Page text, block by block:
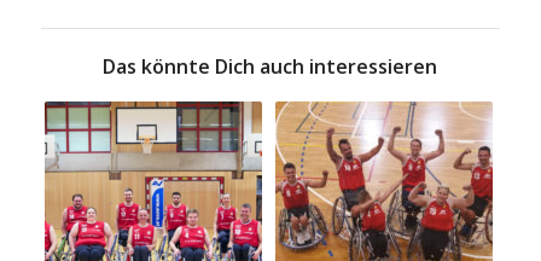
Das könnte Dich auch interessieren